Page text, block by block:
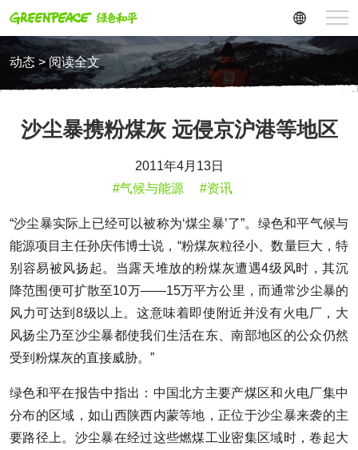
动态 > 阅读全文
沙尘暴携粉煤灰 远侵京沪港等地区
2011年4月13日
#气候与能源
#资讯
“沙尘暴实际上已经可以被称为‘煤尘暴’了”。绿色和平气候与
能源项目主任孙庆伟博士说，“粉煤灰粒径小、数量巨大，特
别容易被风扬起。当露天堆放的粉煤灰遭遇4级风时，其沉
降范围便可扩散至10万——15万平方公里，而通常沙尘暴的
风力可达到8级以上。这意味着即使附近并没有火电厂，大
风扬尘乃至沙尘暴都使我们生活在东、南部地区的公众仍然
受到粉煤灰的直接威胁。”
绿色和平在报告中指出：中国北方主要产煤区和火电厂集中
分布的区域，如山西陕西内蒙等地，正位于沙尘暴来袭的主
要路径上。沙尘暴在经过这些燃煤工业密集区域时，卷起大